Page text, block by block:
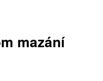
mazání